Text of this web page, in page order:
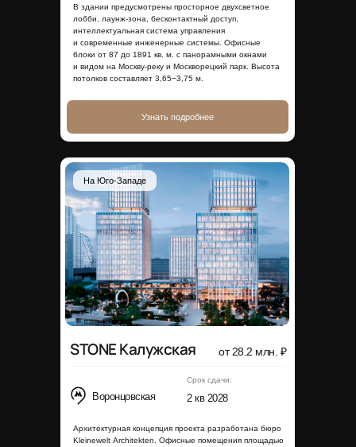
Срок сдачи:
Архитектурная концепция проекта разработана бюро
Kleinewelt Аrchitekten. Офисные помещения площадью
от 28.2 млн. ₽
2 кв 2028
Воронцовская
STONE Калужская
На Юго-Западе
В здании предусмотрены просторное двухсветное
лобби, лаунж-зона, бесконтактный доступ,
интеллектуальная система управления
и современные инженерные системы. Офисные
блоки от 87 до 1891 кв. м. с панорамными окнами
и видом на Москву-реку и Москворецкий парк. Высота
потолков составляет 3,65−3,75 м.
Узнать подробнее